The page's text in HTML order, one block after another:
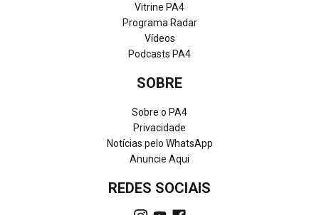
Vitrine PA4
Programa Radar
Vídeos
Podcasts PA4
SOBRE
Sobre o PA4
Privacidade
Notícias pelo WhatsApp
Anuncie Aqui
REDES SOCIAIS